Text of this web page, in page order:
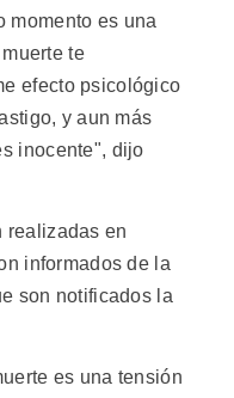
momento es una
te
efecto psicológico
y aun más
inocente", dijo
realizadas en
informados de la
son notificados la
es una tensión